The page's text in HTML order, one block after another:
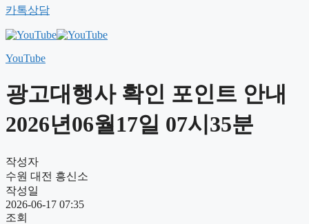
카톡상담
YouTube
광고대행사 확인 포인트 안내
2026년06월17일 07시35분
작성자
수원 대전 흥신소
작성일
2026-06-17 07:35
조회